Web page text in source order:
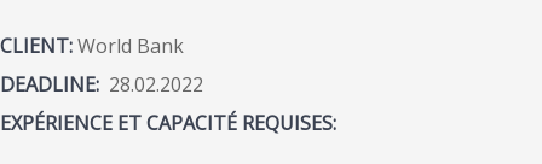
CLIENT:World Bank
DEADLINE: 28.02.2022
EXPÉRIENCE ET CAPACITÉ REQUISES: